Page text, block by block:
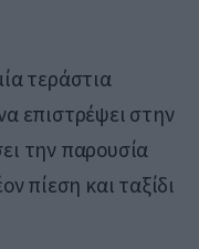
τεράστια
επιστρέψει στην
την παρουσία
πίεση και ταξίδι